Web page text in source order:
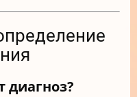
диагноз?